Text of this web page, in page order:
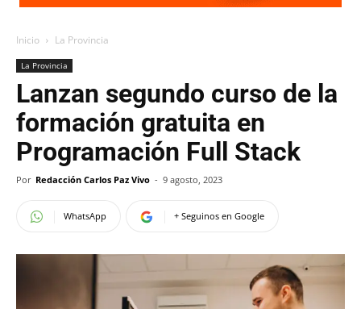
Inicio La Provincia
La Provincia
Lanzan segundo curso de la
formación gratuita en
Programación Full Stack
Por Redacción Carlos Paz Vivo - 9 agosto, 2023
WhatsApp + Seguinos en Google